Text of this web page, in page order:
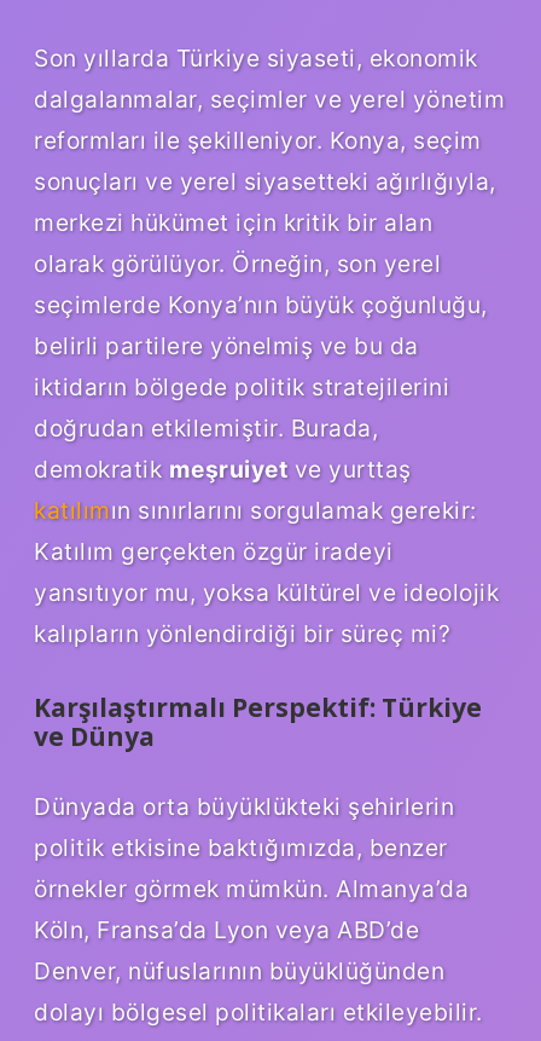
Son yıllarda Türkiye siyaseti, ekonomik
dalgalanmalar, seçimler ve yerel yönetim
reformları ile şekilleniyor. Konya, seçim
sonuçları ve yerel siyasetteki ağırlığıyla,
merkezi hükümet için kritik bir alan
olarak görülüyor. Örneğin, son yerel
seçimlerde Konya’nın büyük çoğunluğu,
belirli partilere yönelmiş ve bu da
iktidarın bölgede politik stratejilerini
doğrudan etkilemiştir. Burada,
demokratik meşruiyetve yurttaş
katılımın sınırlarını sorgulamak gerekir:
Katılım gerçekten özgür iradeyi
yansıtıyor mu, yoksa kültürel ve ideolojik
kalıpların yönlendirdiği bir süreç mi?
Karşılaştırmalı Perspektif: Türkiye
ve Dünya
Dünyada orta büyüklükteki şehirlerin
politik etkisine baktığımızda, benzer
örnekler görmek mümkün. Almanya’da
Köln, Fransa’da Lyon veya ABD’de
Denver, nüfuslarının büyüklüğünden
dolayı bölgesel politikaları etkileyebilir.